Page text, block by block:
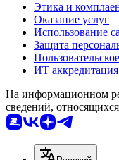
Этика и
Оказание услуг
Использование
Защита
ИТ аккредитация
На информационном
сведений,